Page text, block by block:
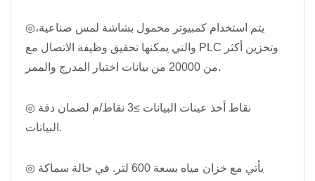
◎يتم استخدام كمبيوتر محمول بشاشة لمس صناعية،
والتي يمكنها تحقيق وظيفة الاتصال مع PLC وتخزين أكثر
من 20000 من بيانات اختبار المدرج والممر.
◎ نقاط أخذ عينات البيانات ≥3 نقاط/م لضمان دقة
البيانات.
◎ يأتي مع خزان مياه بسعة 600 لتر. في حالة سماكة